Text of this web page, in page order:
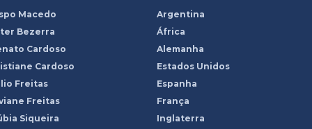
Macedo
Bezerra
Cardoso
Cardoso
Freitas
Freitas
Siqueira
Argentina
África
Alemanha
Estados Unidos
Espanha
França
Inglaterra